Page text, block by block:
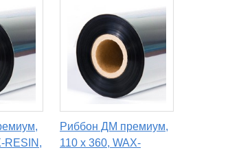
RESIN,
Риббон ДМ премиум,
110 х 360, WAX-